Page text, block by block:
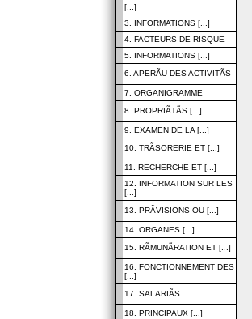
[...]
3. INFORMATIONS [...]
4. FACTEURS DE RISQUE
5. INFORMATIONS [...]
6. APERÃU DES ACTIVITÃS
7. ORGANIGRAMME
8. PROPRIÃTÃS [...]
9. EXAMEN DE LA [...]
10. TRÃSORERIE ET [...]
11. RECHERCHE ET [...]
12. INFORMATION SUR LES
[...]
13. PRÃVISIONS OU [...]
14. ORGANES [...]
15. RÃMUNÃRATION ET [...]
16. FONCTIONNEMENT DES
[...]
17. SALARIÃS
18. PRINCIPAUX [...]